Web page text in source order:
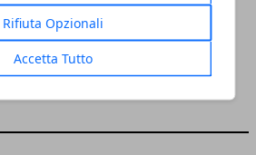
Rifiuta Opzionali
Accetta Tutto